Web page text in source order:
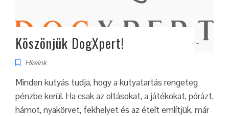
Köszönjük DogXpert!
Híreink
Minden kutyás tudja, hogy a kutyatartás rengeteg
pénzbe kerül. Ha csak az oltásokat, a játékokat, pórázt,
hámot, nyakörvet, fekhelyet és az ételt említjük, már